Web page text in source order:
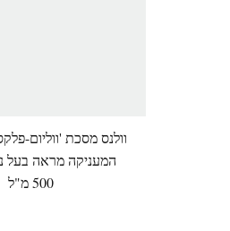
וולנס מסכת 'ווליום-
המעניקה מראה בעל
500 מ"ל